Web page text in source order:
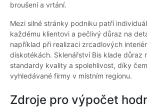
broušení a vrtání.
Mezi silné stránky podniku patří
každému klientovi a pečlivý důraz na
například při realizaci zrcadlových
diskotékách. Sklenářství Bis klade důraz
standardy kvality a spolehlivost, díky
vyhledávané firmy v místním regionu.
Zdroje pro výpočet